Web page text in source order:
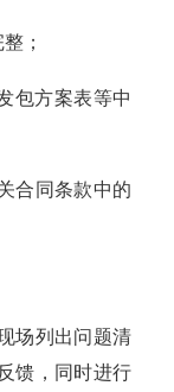
；
方案表等中
合同条款中的
场列出问题清
馈，同时进行